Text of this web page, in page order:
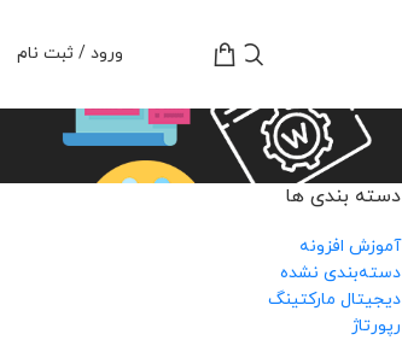
ورود / ثبت نام
دسته بندی ها
آموزش افزونه
دسته‌بندی نشده
دیجیتال مارکتینگ
رپورتاژ